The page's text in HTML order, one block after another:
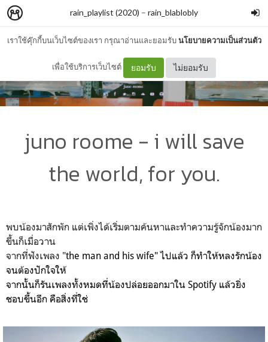
เราใช้คุ๊กกี้บนเว็บไซต์ของเรา กรุณาอ่านและยอมรับนโยบายความเป็นส่วนตัว
เพื่อใช้บริการเว็บไซต์ ยอมรับ ไม่ยอมรับ
rain_playlist (2020) – rain_blablobly
juno roome - i will save
the world, for you.
พบน้องมาสักพัก แต่เพิ่งได้เริ่มตามค้นหาและทำความรู้จักน้องมาก
ขึ้นก็เมื่อวาน
จากที่ฟังเพลง "the man and his wife" ไปแล้ว ก็ทำให้หลงรักน้อง
จนต้องปักใจให้
จากนั้นก็รันเพลงทั้งหมดที่น้องปล่อยออกมาใน Spotify แล้วยิ่ง
ชอบขึ้นอีก คือสิ่งที่ใช่